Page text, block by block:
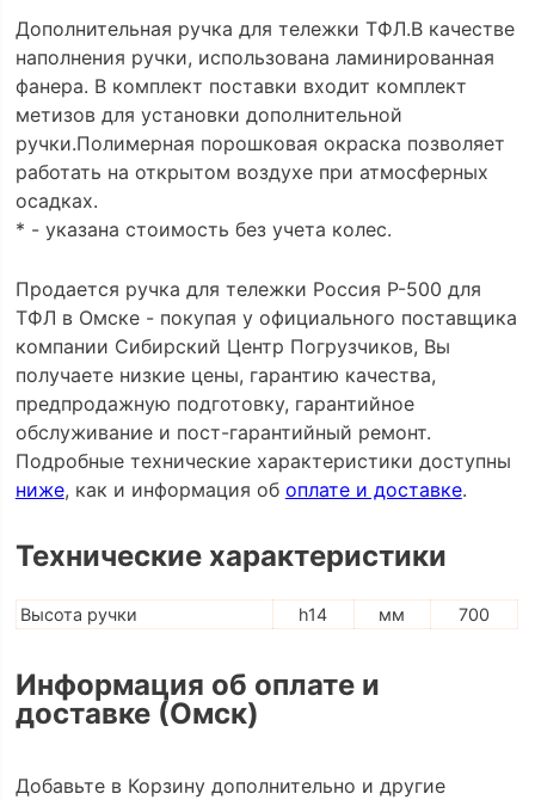
Дополнительная ручка для тележки ТФЛ.В качестве
наполнения ручки, использована ламинированная
фанера. В комплект поставки входит комплект
метизов для установки дополнительной
ручки.Полимерная порошковая окраска позволяет
работать на открытом воздухе при атмосферных
осадках.
* - указана стоимость без учета колес.
Продается ручка для тележки Россия Р-500 для
ТФЛ в Омске - покупая у официального поставщика
компании Сибирский Центр Погрузчиков, Вы
получаете низкие цены, гарантию качества,
предпродажную подготовку, гарантийное
обслуживание и пост-гарантийный ремонт.
Подробные технические характеристики доступны
ниже, как и информация об оплате и доставке.
Технические характеристики
Высота ручки h14 мм 700
Информация об оплате и
доставке (Омск)
Добавьте в Корзину дополнительно и другие